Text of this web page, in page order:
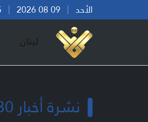
الأحد
لبنان
نشرة أخبار 11:30